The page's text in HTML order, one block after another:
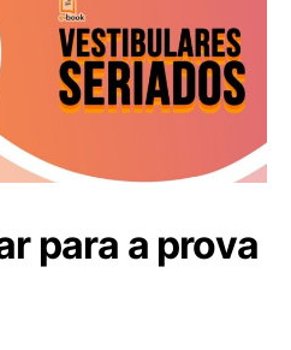
para a prova